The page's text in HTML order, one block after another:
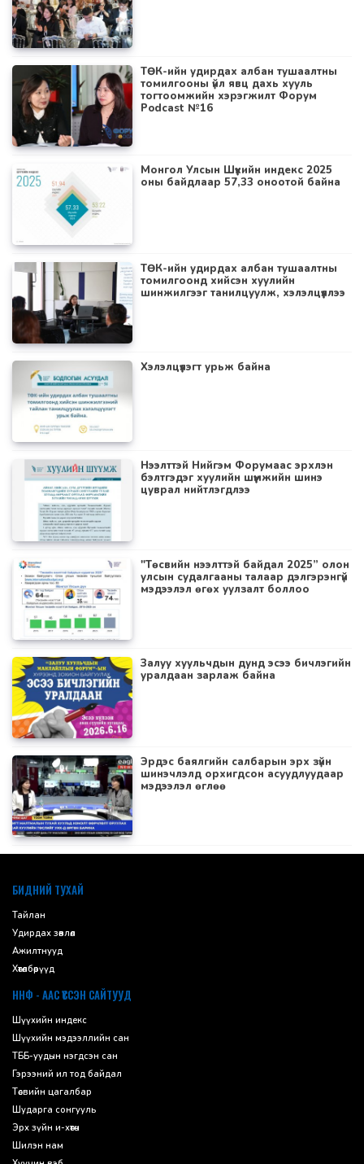
ТӨК-ийн удирдах албан тушаалтны
томилгооны үйл явц дахь хууль
тогтоомжийн хэрэгжилт Форум
Podcast №16
Монгол Улсын Шүүхийн индекс 2025
оны байдлаар 57,33 оноотой байна
ТӨК-ийн удирдах албан тушаалтны
томилгоонд хийсэн хуулийн
шинжилгээг танилцуулж, хэлэлцүүллээ
Хэлэлцүүлэгт урьж байна
Нээлттэй Нийгэм Форумаас эрхлэн
бэлтгэдэг хуулийн шүүмжийн шинэ
цуврал нийтлэгдлээ
"Төсвийн нээлттэй байдал 2025” олон
улсын судалгааны талаар дэлгэрэнгүй
мэдээлэл өгөх уулзалт боллоо
Залуу хуульчдын дунд эсээ бичлэгийн
уралдаан зарлаж байна
Эрдэс баялгийн салбарын эрх зүйн
шинэчлэлд орхигдсон асуудлуудаар
мэдээлэл өглөө
БИДНИЙ ТУХАЙ
Тайлан
Удирдах зөвлөл
Ажилтнууд
Хөтөлбөрүүд
ННФ - ААС ҮҮССЭН САЙТУУД
Шүүхийн индекс
Шүүхийн мэдээллийн сан
ТББ-уудын нэгдсэн сан
Гэрээний ил тод байдал
Төсвийн цагалбар
Шударга сонгууль
Эрх зүйн и-хөтөч
Шилэн нам